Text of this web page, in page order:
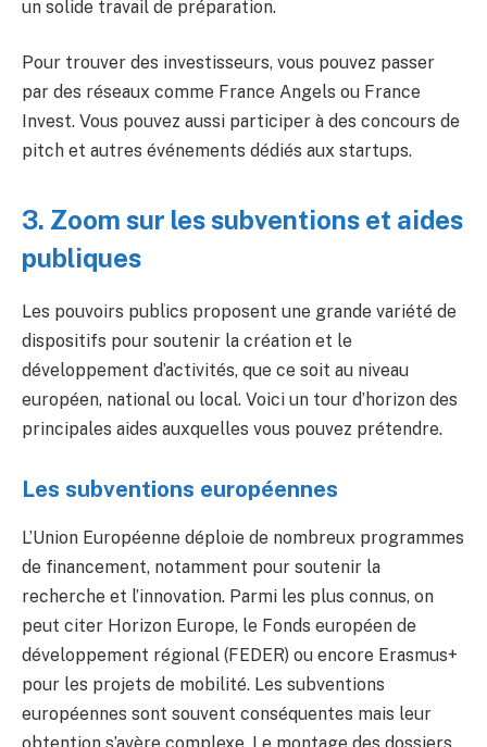
un solide travail de préparation.
Pour trouver des investisseurs, vous pouvez passer
par des réseaux comme France Angels ou France
Invest. Vous pouvez aussi participer à des concours de
pitch et autres événements dédiés aux startups.
3. Zoom sur les subventions et aides
publiques
Les pouvoirs publics proposent une grande variété de
dispositifs pour soutenir la création et le
développement d’activités, que ce soit au niveau
européen, national ou local. Voici un tour d’horizon des
principales aides auxquelles vous pouvez prétendre.
Les subventions européennes
L’Union Européenne déploie de nombreux programmes
de financement, notamment pour soutenir la
recherche et l’innovation. Parmi les plus connus, on
peut citer Horizon Europe, le Fonds européen de
développement régional (FEDER) ou encore Erasmus+
pour les projets de mobilité. Les subventions
européennes sont souvent conséquentes mais leur
obtention s’avère complexe. Le montage des dossiers